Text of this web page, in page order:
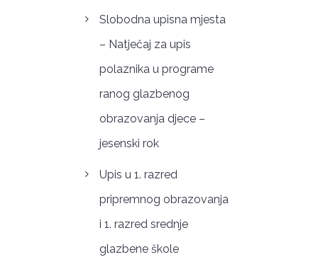
Slobodna upisna mjesta
– Natječaj za upis
polaznika u programe
ranog glazbenog
obrazovanja djece –
jesenski rok
Upis u 1. razred
pripremnog obrazovanja
i 1. razred srednje
glazbene škole